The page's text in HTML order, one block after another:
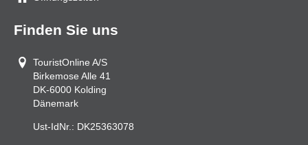
Finden Sie uns
TouristOnline A/S
Birkemose Alle 41
DK-6000 Kolding
Dänemark
Ust-IdNr.: DK25363078